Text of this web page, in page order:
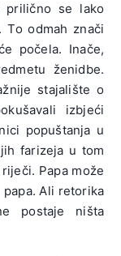
prilično se lako
To odmah znači
počela. Inače,
ženidbe.
stajalište o
izbjeći
popuštanja u
farizeja u tom
Papa može
Ali retorika
postaje ništa